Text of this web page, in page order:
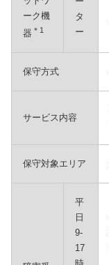
ーク機
器 ＊1
タ
ー
保守方式
サービス内容
保守対象エリア
平
日
9-
17